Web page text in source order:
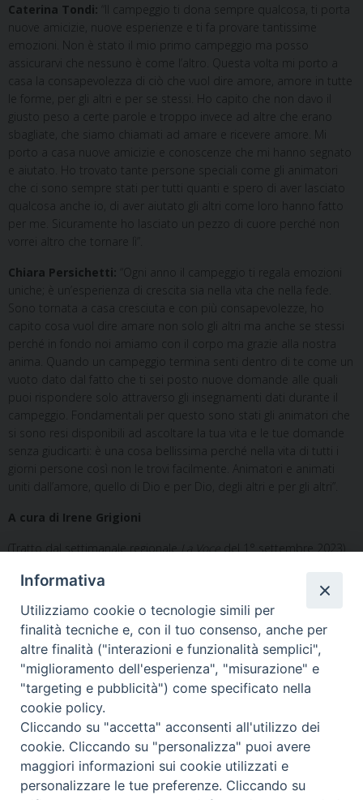
Caterina Tondi: “Il campeggio ti dona sempre qualcosa, ti porta
nuove amicizie, nuove esperienze e ti fa provare tantissime
emozioni. Non è stato il mio primo campeggio ma posso
assicurarvi che nessuno è come l’altro. Questa volta mi porto a
casa la consapevolezza di ciò che vuol dire amore, amore in tutte
le forme, per gli altri e per se stessi. Ho capito che non davo il
giusto peso a certe parole e troppo invece ad altre che erano
sbagliate, che siamo chiamati ad amare e ricevere amore. Mi
porto a casa nuove amicizie e conoscenze che mi hanno segnato
e aiutato. Ho trovato tante persone speciali come gli animatori
che ci sono sempre stati per tutti quanti e spero di aver lasciato
qualcosa anche io, di aver aiutato gli altri come loro hanno fatto
per me. Sicuramente ho lasciato un pezzo di cuore perché non
vorrei altro che tornare lì”.
Chiara Persichetti: “Ogni anno il campeggio ti regala emozioni
uniche; è un’esperienza di crescita sia nella vita che nella fede.
Sono tornata a casa cresciuta e con più consapevolezze, ho
capito cosa vuol dire amare non solo gli altri ma anche se stessi
perché in fondo noi amiamo con il corpo ma grazie alla nostra
anima. Quando un campeggio termina senti dentro di te come un
vuoto dato dal fatto che ti sei posto nuove domande alle quali
puoi rispondere solo attraverso gli insegnamenti dati durante il
campeggio. Fondamentali per questo sono stati gli animatori che
si sono resi disponibili ad ascoltare la tua vita e le tue domande
senza giudicarti: è una cosa bellissima perché nella vita di tutti i
giorni persone così non le trovi facilmente. Animatori e animati
uniti dall’amore, quello di Dio e per Dio, degli altri e per gli altri”.
A cura di Irene Grigioni
(Tratto dal settimanale regionale
del 1° settembre 2023)
Home Il Vescovo Diocesi Pastorale
Liturgia
Beni Culturali
Modulistica
Casa dioc. di Spagliagrano Webmail
Informativa
Utilizziamo cookie o tecnologie simili per
finalità tecniche e, con il tuo consenso, anche per
altre finalità ("interazioni e funzionalità semplici",
"miglioramento dell'esperienza", "misurazione" e
"targeting e pubblicità") come specificato nella
cookie policy.
Cliccando su "accetta" acconsenti all'utilizzo dei
cookie. Cliccando su "personalizza" puoi avere
maggiori informazioni sui cookie utilizzati e
personalizzare le tue preferenze. Cliccando su